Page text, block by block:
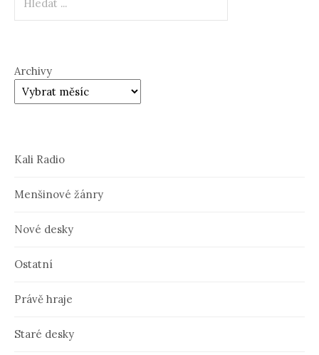
Archivy
Kali Radio
Menšinové žánry
Nové desky
Ostatní
Právě hraje
Staré desky